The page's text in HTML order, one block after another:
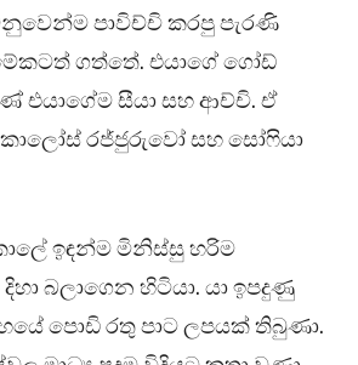
පාවිච්චි කරපු පැරණි
ගත්තේ. එයාගේ ගෝඩ්
එයාගේම සීයා සහ ආච්චි. ඒ
රජ්ජුරුවෝ සහ සෝෆියා
ඉඳන්ම මිනිස්සු හරිම
බලාගෙන හිටියා. යා ඉපදුණු
පොඩි රතු පාට ලපයක් තිබුණා.